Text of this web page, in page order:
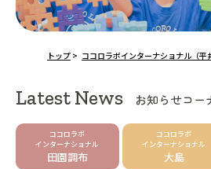
トップ > ココロラボインターナショナル（平
Latest News お知らせコー
ココロラボ
インターナショナル
田園調布
ココロラボ
インターナショナル
大島